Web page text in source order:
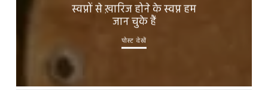
स्वप्नों से ख़ारिज होने के स्वप्न हम
जान चुके हैं
पोस्ट देखें